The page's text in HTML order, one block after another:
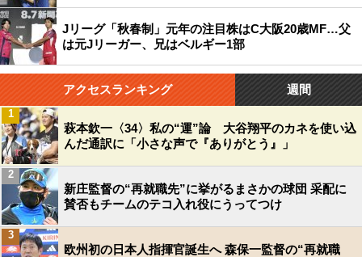
Jリーグ「秋春制」元年の注目株はC大阪20歳MF…父
は元Jリーガー、兄はベルギー1部
アクセスランキング 週間
萩本欽一〈34〉私の“運”論 大谷翔平のカネを使い込
んだ通訳に「小さな声で『ありがとう』」
1
新庄監督の“再就職先”に挙がるまさかの球団 采配に
賛否もチームのテコ入れ役にうってつけ
2
欧州初の日本人指揮官誕生へ 森保一監督の“再就職
3